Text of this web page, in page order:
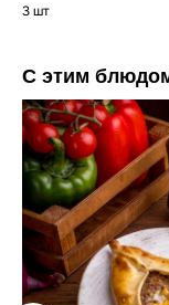
3 шт
С этим